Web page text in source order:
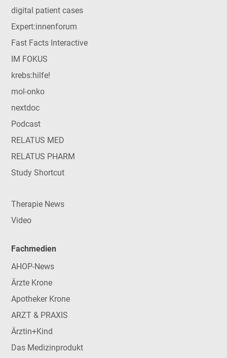
digital patient cases
Expert:innenforum
Fast Facts Interactive
IM FOKUS
krebs:hilfe!
mol-onko
nextdoc
Podcast
RELATUS MED
RELATUS PHARM
Study Shortcut
Therapie News
Video
Fachmedien
AHOP-News
Ärzte Krone
Apotheker Krone
ARZT & PRAXIS
Ärztin+Kind
Das Medizinprodukt